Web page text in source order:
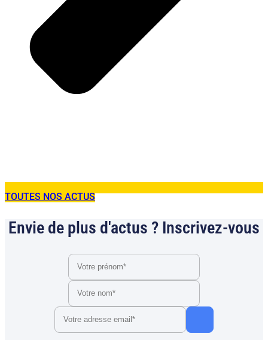
TOUTES NOS ACTUS
Envie de plus d'actus ? Inscrivez-vous